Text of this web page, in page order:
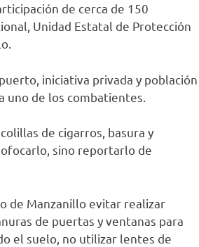
de cerca de 150
Unidad Estatal de Protección
iniciativa privada y población
de los combatientes.
de cigarros, basura y
sino reportarlo de
de Manzanillo evitar realizar
de puertas y ventanas para
el suelo, no utilizar lentes de